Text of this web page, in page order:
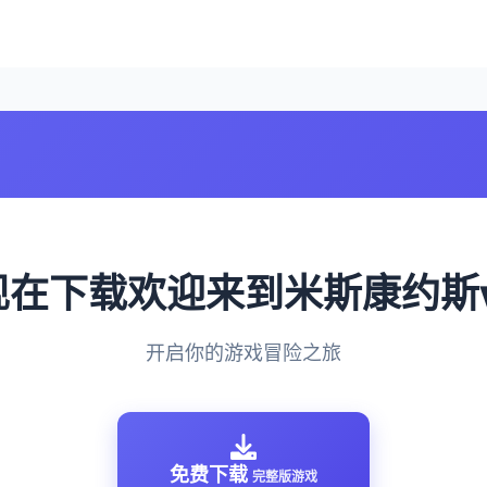
在下载欢迎来到米斯康约
开启你的游戏冒险之旅
免费下载 完整版游戏